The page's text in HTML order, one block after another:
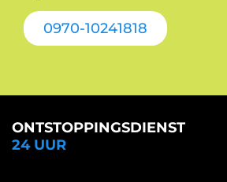
0970-10241818
ONTSTOPPINGSDIENST
24 UUR